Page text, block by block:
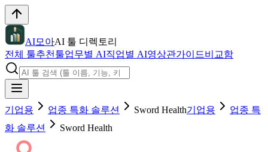
AI모아AI 툴 디렉토리
전체 툴추천툴업무별 AI직업별 AI영상관가이드비교함
기업용 업종 특화 솔루션 Sword Health기업용
업종 특
화 솔루션
Sword Health